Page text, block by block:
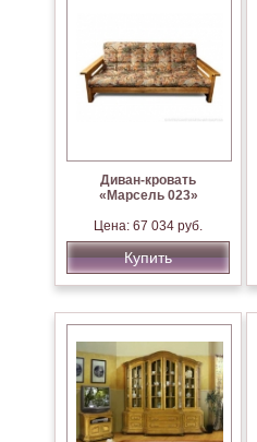
Диван-кровать
«Марсель 023»
Цена: 67 034 руб.
Купить